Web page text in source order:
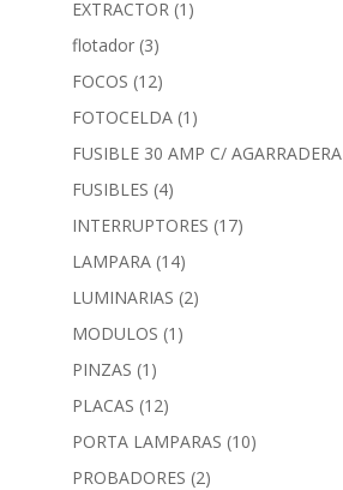
EXTRACTOR (1)
flotador (3)
FOCOS (12)
FOTOCELDA (1)
FUSIBLE 30 AMP C/ AGARRADERA
FUSIBLES (4)
INTERRUPTORES (17)
LAMPARA (14)
LUMINARIAS (2)
MODULOS (1)
PINZAS (1)
PLACAS (12)
PORTA LAMPARAS (10)
PROBADORES (2)